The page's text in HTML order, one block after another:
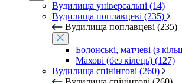
Вудилища універсальні (14)
Вудилища поплавцеві (235)
Вудилища поплавцеві (235)
Болонські, матчеві (з
Махові (без кілець) (127)
Вудилища спінінгові (260)